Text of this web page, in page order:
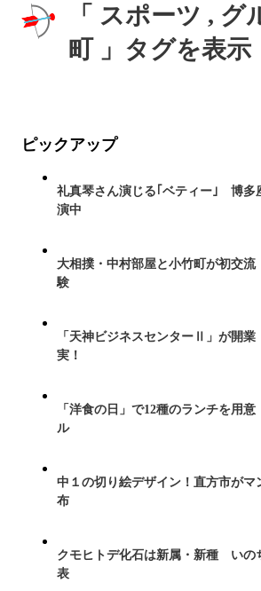
「 スポーツ , グ
町 」タグを表示
ピックアップ
礼真琴さん演じる｢ベティー｣ 博多
演中
大相撲・中村部屋と小竹町が初交
験
「天神ビジネスセンターⅡ」が開
実！
「洋食の日」で12種のランチを用
ル
中１の切り絵デザイン！直方市がマ
布
クモヒトデ化石は新属・新種 いの
表